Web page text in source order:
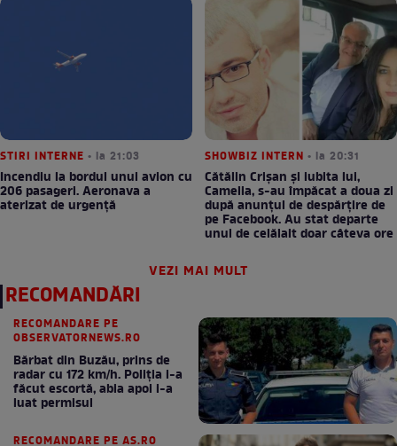
STIRI INTERNE • la 21:03
Incendiu la bordul unui avion cu
206 pasageri. Aeronava a
aterizat de urgență
SHOWBIZ INTERN • la 20:31
Cătălin Crișan și iubita lui,
Camelia, s-au împăcat a doua zi
după anunțul de despărțire de
pe Facebook. Au stat departe
unul de celălalt doar câteva ore
VEZI MAI MULT
RECOMANDĂRI
RECOMANDARE PE
OBSERVATORNEWS.RO
Bărbat din Buzău, prins de
radar cu 172 km/h. Poliţia i-a
făcut escortă, abia apoi i-a
luat permisul
RECOMANDARE PE AS.RO